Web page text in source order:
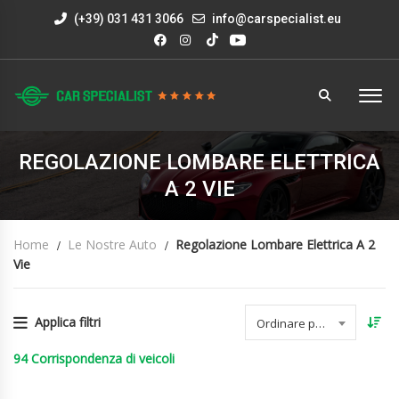
(+39) 031 431 3066 info@carspecialist.eu
REGOLAZIONE LOMBARE ELETTRICA
A 2 VIE
Home Le Nostre Auto
Regolazione Lombare Elettrica A 2
Vie
Applica filtri Ordinare per data
94 Corrispondenza di veicoli